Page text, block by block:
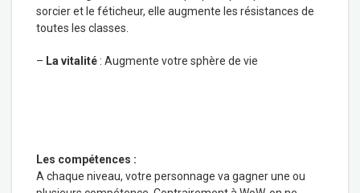
sorcier et le féticheur, elle augmente les résistances de
toutes les classes.
– La vitalité : Augmente votre sphère de vie
Les compétences :
A chaque niveau, votre personnage va gagner une ou